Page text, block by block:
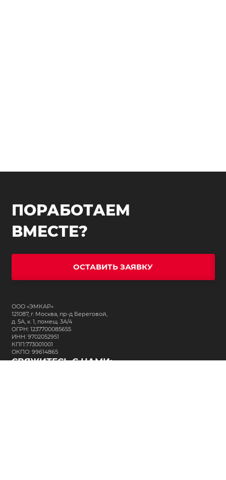
ПОРАБОТАЕМ
ВМЕСТЕ?
ОСТАВИТЬ ЗАЯВКУ
ООО «ЭМКАР»
121087, г. Москва, пр-д Береговой,
д. 5А, к. 1, помещ. 3А/4
ОГРН: 1237700085655
ИНН: 9702052951
КПП:773001001
ОКПО: 99614865
СВЯЖИТЕСЬ С НАМИ: